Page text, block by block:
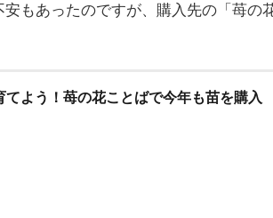
もあったのですが、購入先の「苺の
よう！苺の花ことばで今年も苗を購入